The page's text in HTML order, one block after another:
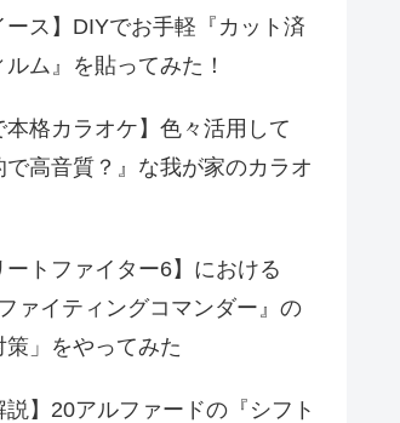
ース】DIYでお手軽『カット済
ルム』を貼ってみた！
本格カラオケ】色々活用して
で高音質？』な我が家のカラオ
ートファイター6】における
ファイティングコマンダー』の
策」をやってみた
説】20アルファードの『シフト